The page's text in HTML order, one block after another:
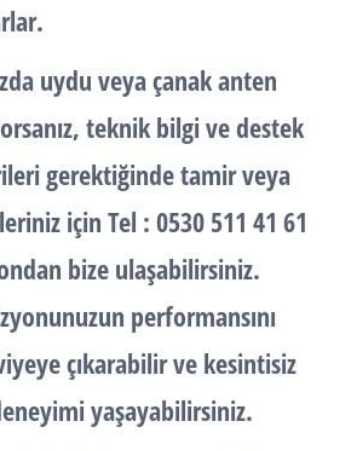
uydu veya çanak anten
teknik bilgi ve destek
gerektiğinde tamir veya
için Tel : 0530 511 41 61
bize ulaşabilirsiniz.
performansını
çıkarabilir ve kesintisiz
yaşayabilirsiniz.